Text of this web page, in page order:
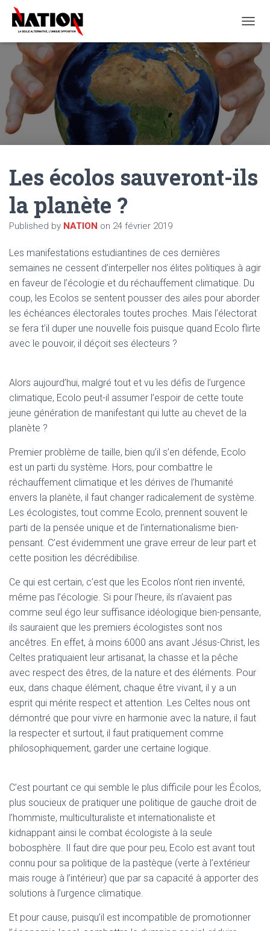
U
V
/
E
M
L
T
I
O
Les écolos sauveront-ils
la planète ?
Published by NATION on 24 février 2019
Les manifestations estudiantines de ces dernières
semaines ne cessent d’interpeller nos élites politiques à agir
en faveur de l’écologie et du réchauffement climatique. Du
coup, les Ecolos se sentent pousser des ailes pour aborder
les échéances électorales toutes proches. Mais l’électorat
se fera t’il duper une nouvelle fois puisque quand Ecolo flirte
avec le pouvoir, il déçoit ses électeurs ?
Alors aujourd’hui, malgré tout et vu les défis de l’urgence
climatique, Ecolo peut-il assumer l’espoir de cette toute
jeune génération de manifestant qui lutte au chevet de la
planète ?
Premier problème de taille, bien qu’il s’en défende, Ecolo
est un parti du système. Hors, pour combattre le
réchauffement climatique et les dérives de l’humanité
envers la planète, il faut changer radicalement de système.
Les écologistes, tout comme Ecolo, prennent souvent le
parti de la pensée unique et de l’internationalisme bien-
pensant. C’est évidemment une grave erreur de leur part et
cette position les décrédibilise.
Ce qui est certain, c’est que les Ecolos n’ont rien inventé,
même pas l’écologie. Si pour l’heure, ils n’avaient pas
comme seul égo leur suffisance idéologique bien-pensante,
ils sauraient que les premiers écologistes sont nos
ancêtres. En effet, à moins 6000 ans avant Jésus-Christ, les
Celtes pratiquaient leur artisanat, la chasse et la pêche
avec respect des êtres, de la nature et des éléments. Pour
eux, dans chaque élément, chaque être vivant, il y a un
esprit qui mérite respect et attention. Les Celtes nous ont
démontré que pour vivre en harmonie avec la nature, il faut
la respecter et surtout, il faut pratiquement comme
philosophiquement, garder une certaine logique.
C’est pourtant ce qui semble le plus difficile pour les Écolos,
plus soucieux de pratiquer une politique de gauche droit de
l’hommiste, multiculturaliste et internationaliste et
kidnappant ainsi le combat écologiste à la seule
bobosphère. Il faut dire que pour peu, Ecolo est avant tout
connu pour sa politique de la pastèque (verte à l’extérieur
mais rouge à l’intérieur) que par sa capacité à apporter des
solutions à l’urgence climatique.
Et pour cause, puisqu’il est incompatible de promotionner